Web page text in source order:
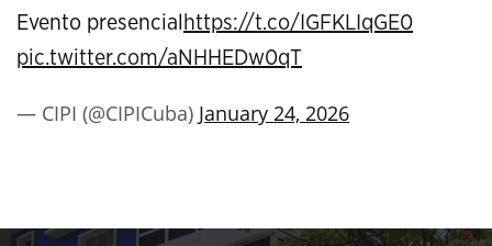
Evento presencial https://t.co/IGFKLIqGE0
pic.twitter.com/aNHHEDw0qT
— CIPI (@CIPICuba) January 24, 2026